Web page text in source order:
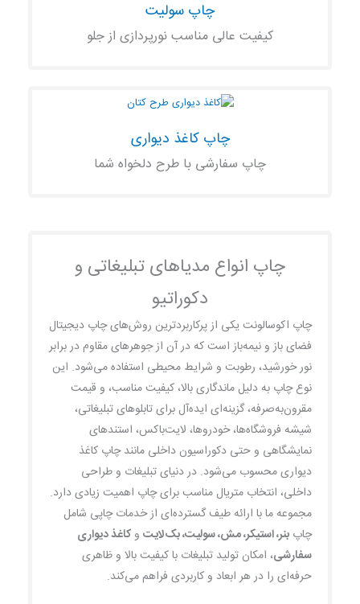
چاپ سولیت
کیفیت عالی مناسب نورپردازی از جلو
چاپ کاغذ دیواری
چاپ سفارشی با طرح دلخواه شما
چاپ انواع مدیاهای تبلیغاتی و
دکوراتیو
چاپ اکوسالونت یکی از پرکاربردترین روش‌های چاپ دیجیتال
فضای باز و نیمه‌باز است که در آن از جوهرهای مقاوم در برابر
نور خورشید، رطوبت و شرایط محیطی استفاده می‌شود. این
نوع چاپ به دلیل ماندگاری بالا، کیفیت مناسب، و قیمت
مقرون‌به‌صرفه، گزینه‌ای ایده‌آل برای تابلوهای تبلیغاتی،
شیشه فروشگاه‌ها، خودروها، لایت‌باکس، استندهای
نمایشگاهی و حتی دکوراسیون داخلی مانند چاپ کاغذ
دیواری محسوب می‌شود. در دنیای تبلیغات و طراحی
داخلی، انتخاب متریال مناسب برای چاپ اهمیت زیادی دارد.
مجموعه ما با ارائه طیف گسترده‌ای از خدمات چاپی شامل
چاپ بنر، استیکر، مش، سولیت، بک‌لایت و کاغذ دیواری
سفارشی، امکان تولید تبلیغات با کیفیت بالا و ظاهری
حرفه‌ای را در هر ابعاد و کاربردی فراهم می‌کند.